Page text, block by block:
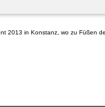
2013 in Konstanz, wo zu Füßen